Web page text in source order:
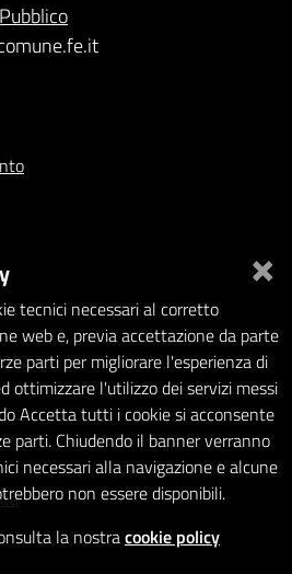
×
tecnici necessari al corretto
web e, previa accettazione da parte
parti per migliorare l'esperienza di
ottimizzare l'utilizzo dei servizi messi
Accetta tutti i cookie si acconsente
parti. Chiudendo il banner verranno
necessari alla navigazione e alcune
non essere disponibili.
la nostracookie policy